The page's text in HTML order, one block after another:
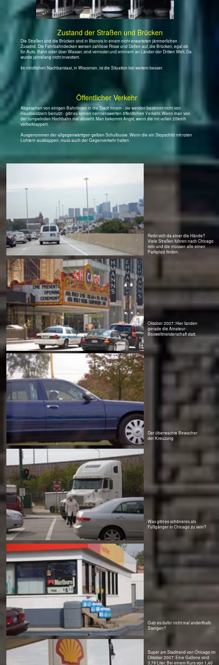
Gab es dafür nicht mal anderthalb
3,79 Liter. Bei einem Kurs von 1,40
$/€ sind das für den Liter gerade mal
Eben hier in Berlin getankt: für
1.429 €. Das wären fast 7,60 US $
Jungs dadrüben weh tut?
Nee, nee, keine falsche Hoffnung. Das
sind alles Touristen die hier zu Fuß
War nicht einfach, dieses außergewöhnliche Gefährt zu fotografieren. Erst kam einer von der Transportfirma
und wollte wissen, warum hier Bilder gemacht werden. Dann hielt ein Polizeiauto und wollte das selbe wissen,
warum ausgerechnet am Great Lake Naval Trainings Center so ein dicker Fotoapparat zum Einsatz kommt.
Immerhin erfuhr man so, dass der geladene Generator 100 t wog und das das Fahrzeug 42 axes und 168
Räder! Wenn sie um die Ecke fahren, bleibt auch die letzte Achse in der Spur. Warum der übertriebene
Aufwand? Weil die Brücken so marode sind und die Last eben auf die vielen Achsen verteilt wird. Dann verlor
der Sheriff die Geduld...
Ganz schön laut...
Energie? Ist doch zum verballern da,
Es mutet schon eigenartig an, dass die 300 Millionen Amerikaner fast die Hälfte der Energie der
Weltbevölkerung verbrauchen. Das sind 6 Milliarden Leute! Ist man in dem Siedlungsbrei zwischen Milwaukee
und Chicago unterwegs, begreift man, warum das so ist, warum der Präsident nichts vom Kyotoabkommen hält
und warum er jeden Krieg anfängt nur um eines zu erreichen: Energie muss billig bleiben, zumindest in den
Die Amerikaner sind in eine Energiefalle gelaufen und da kommen sie nicht her aus. Man unternehme mal
eine Reise in Google Earth. So von Milwaukee über Chicago, Detroit, New York und Washington bis Florida,
Key West. Da ist alles zersiedelt und keiner kann da ein öffentliches Verkehrssystem organisieren um allen
Mobilität anzubieten, unabhängig von eigenen Auto.
Die ausländische Autoindustrie verkauft derzeit größere Stückzahlen als die amerikanische. Wer nun denkt,
dass das den Energieverbrauch reduziert, liegt falsch. Verblüffend, was selbst die Japaner an riesigen SUV's
mit 12-Zylindermotoren liefert, welche deutsche Autos damit einher kommen.
Der hohe Energieverbrauch wird auch stramm in den schmucken Häuser praktiziert. Es soll noch Häuser
geben, die nur einen einzigen Lichtschalter haben: für alle Räume und alle 4-6 Bäder, ob sie nun betreten
werden oder nicht.
Irgend eine Energiequelle läuft immer in einem Haus. Heizung oder Kühlung, elektronisch auf
Wohlfühltemperatur um 70° F eingestellt. Und das in allen Räumen, bewohnt oder nicht, gleichzeitig und das
nicht abstell- oder regulierbar für einzelne Räume.
Unvorstellbar bei uns. Da würde der Amtsschimmel aber
wiehern. Für ein paar Dollar mehr bekommt man sein
Wunschnummernschlid. Es müssen nur 7 Zeichen sein.
Ganz schön viel Platz hier in den Einkaufscentren
auf dem flachen Land...
Kurz hinter dem Flughafen...